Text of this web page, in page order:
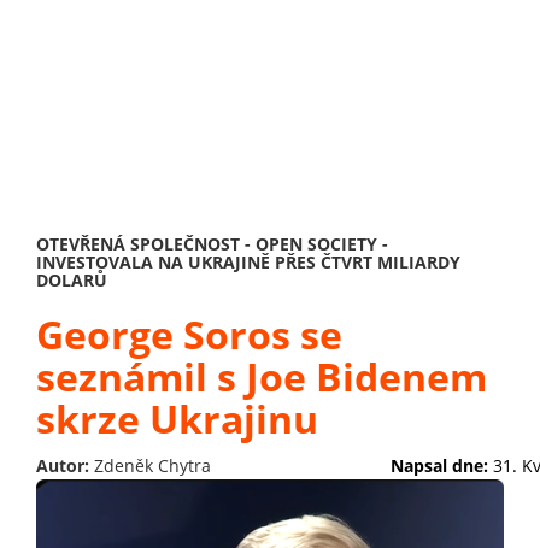
OTEVŘENÁ SPOLEČNOST - OPEN SOCIETY -
INVESTOVALA NA UKRAJINĚ PŘES ČTVRT MILIARDY
DOLARŮ
George Soros se
seznámil s Joe Bidenem
skrze Ukrajinu
Autor: Zdeněk Chytra Napsal dne: 31.